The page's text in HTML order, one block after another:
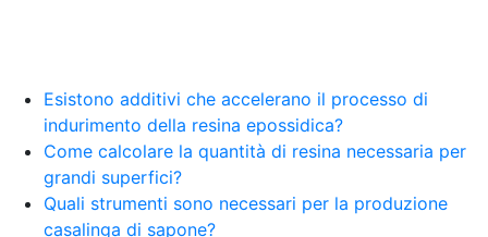
bicomponente plastica Bicomponente
trasparente Pasta bicomponente per metalli
Epossidica bicomponente Bicomponente
epossidico Colle bicomponenti Epossidica
significato Epossidico significato Polietilene telo
Smalto epossidico Colla epossidica legno Colla
epossidica per plastica Collanti epossidici Colla
Esistono additivi che accelerano il processo di
indurimento della resina epossidica?
Come calcolare la quantità di resina necessaria per
grandi superfici?
Quali strumenti sono necessari per la produzione
casalinga di sapone?